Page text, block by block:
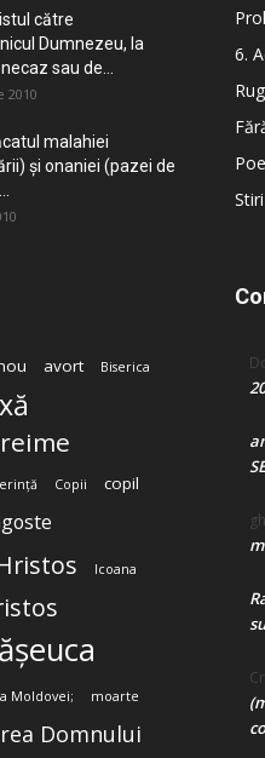
către
Dumnezeu, la
sau de...
2010
malahiei
şi onaniei (pazei de
avort Biserica
Copii
copil
Icoana
Moldovei; moarte
Domnului
6.